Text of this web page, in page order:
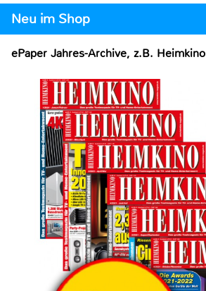
Neu im Shop
ePaper Jahres-Archive, z.B. Heimkino